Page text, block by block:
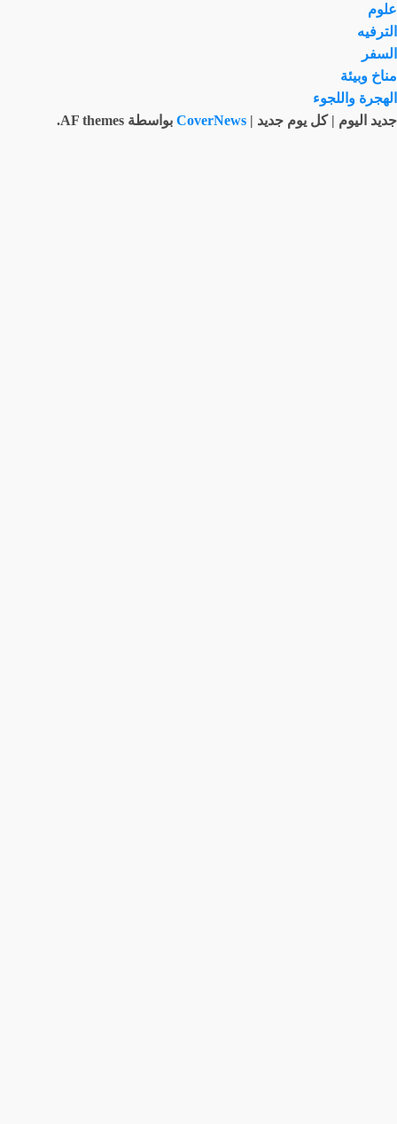
علوم
الترفيه
السفر
مناخ وبيئة
الهجرة واللجوء
جديد اليوم | كل يوم جديد |
CoverNews بواسطة AF themes.